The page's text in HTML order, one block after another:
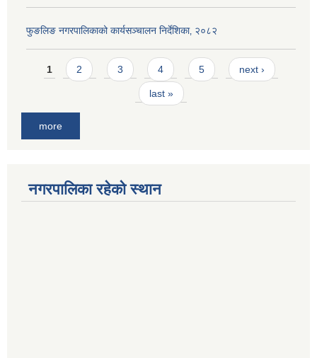
फुङलिङ नगरपालिकाको कार्यसञ्चालन निर्देशिका‚ २०८२
Pages
1 2 3 4 5 next ›
last »
more
नगरपालिका रहेको स्थान